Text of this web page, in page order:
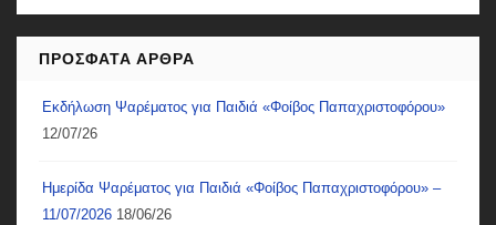
ΠΡΌΣΦΑΤΑ ΆΡΘΡΑ
Εκδήλωση Ψαρέματος για Παιδιά «Φοίβος Παπαχριστοφόρου»
12/07/26
Ημερίδα Ψαρέματος για Παιδιά «Φοίβος Παπαχριστοφόρου» –
11/07/2026 18/06/26